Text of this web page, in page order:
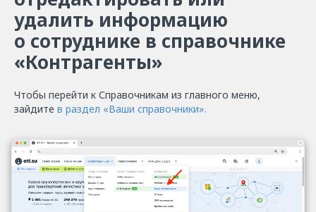
удалить информацию
о сотруднике в cправочнике
«Контрагенты»
Чтобы перейти к Справочникам из главного меню,
зайдите в раздел «Ваши справочники».